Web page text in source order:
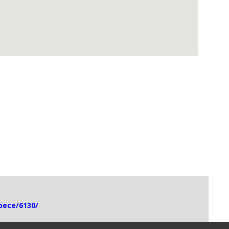
6130/